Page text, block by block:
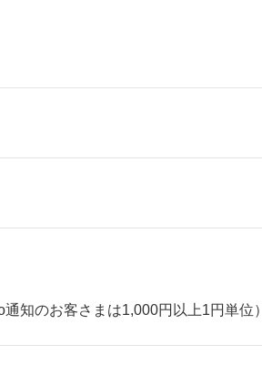
知のお客さまは1,000円以上1円単位）